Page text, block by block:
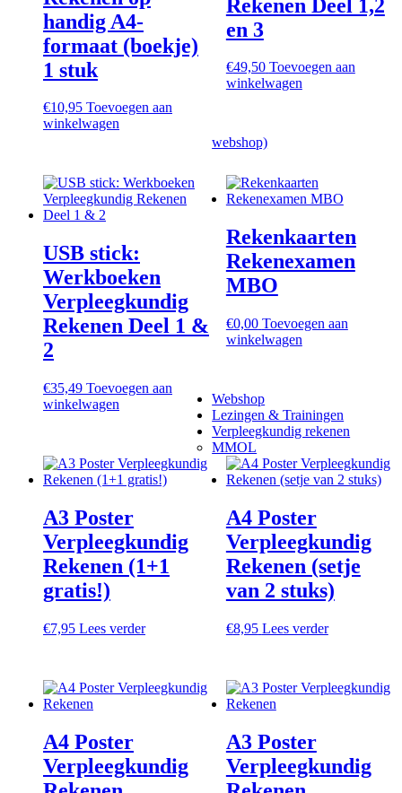
handig A4-
formaat (boekje)
1 stuk
€10,95 Toevoegen aan
winkelwagen
Rekenen Deel 1,2
en 3
€49,50 Toevoegen aan
winkelwagen
USB stick:
Werkboeken
Verpleegkundig
Rekenen Deel 1 &
2
€35,49 Toevoegen aan
winkelwagen
Rekenkaarten
Rekenexamen
MBO
€0,00 Toevoegen aan
winkelwagen
A3 Poster
Verpleegkundig
Rekenen (1+1
gratis!)
€7,95 Lees verder
A4 Poster
Verpleegkundig
Rekenen (setje
van 2 stuks)
€8,95 Lees verder
A4 Poster
Verpleegkundig
A3 Poster
Verpleegkundig
webshop)
Webshop
Lezingen & Trainingen
Verpleegkundig rekenen
MMOL